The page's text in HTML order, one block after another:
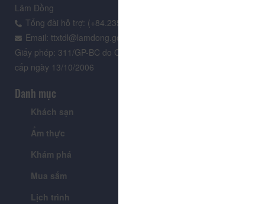
Lâm Đồng
Tổng đài hỗ trợ: (+84.235) 3.916.961
Email: ttxtdl@lamdong.gov.vn
Giấy phép: 311/GP-BC do Cục Báo chí - Bộ Văn hóa Thông tin
cấp ngày 13/10/2006
Danh mục
Khách sạn
Ẩm thực
Khám phá
Mua sắm
Lịch trình